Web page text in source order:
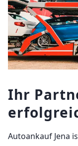
Ihr
Autoankauf Jena